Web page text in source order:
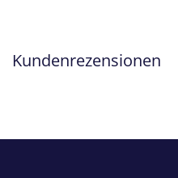
Kundenrezensionen